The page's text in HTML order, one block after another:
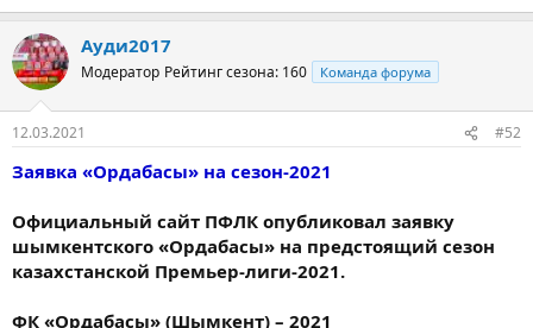
Ауди2017
Модератор Рейтинг сезона: 160 Команда форума
12.03.2021 #52
Заявка «Ордабасы» на сезон-2021
Официальный сайт ПФЛК опубликовал заявку
шымкентского «Ордабасы» на предстоящий сезон
казахстанской Премьер-лиги-2021.
ФК «Ордабасы» (Шымкент) – 2021